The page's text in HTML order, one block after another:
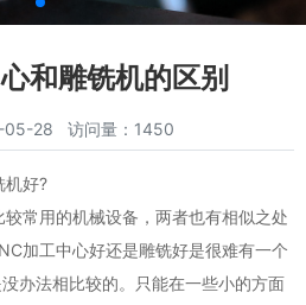
和雕铣机的区别
05-28 访问量：1450
机好?
常用的机械设备，两者也有相似之处
加工中心好还是雕铣好是很难有一个
办法相比较的。只能在一些小的方面